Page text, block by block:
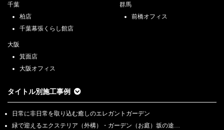
千葉
柏店
千葉幕張くらし館店
群馬
前橋オフィス
大阪
箕面店
大阪オフィス
タイトル別施工事例
日常に非日常を取り込む癒しのエレガントガーデン
緑で迎えるエクステリア（外構）・ガーデン（お庭）坂の途…